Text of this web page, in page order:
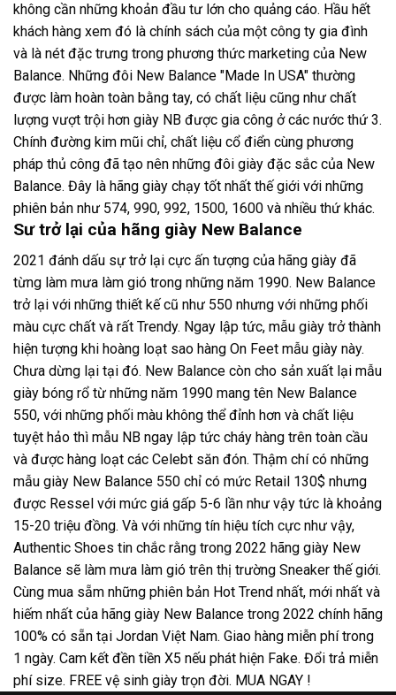
không cần những khoản đầu tư lớn cho quảng cáo. Hầu hết
khách hàng xem đó là chính sách của một công ty gia đình
và là nét đặc trưng trong phương thức marketing của New
Balance. Những đôi New Balance "Made In USA" thường
được làm hoàn toàn bằng tay, có chất liệu cũng như chất
lượng vượt trội hơn giày NB được gia công ở các nước thứ 3.
Chính đường kim mũi chỉ, chất liệu cổ điển cùng phương
pháp thủ công đã tạo nên những đôi giày đặc sắc của New
Balance. Đây là hãng giày chạy tốt nhất thế giới với những
phiên bản như 574, 990, 992, 1500, 1600 và nhiều thứ khác.
Sư trở lại của hãng giày New Balance
2021 đánh dấu sự trở lại cực ấn tượng của hãng giày đã
từng làm mưa làm gió trong những năm 1990. New Balance
trở lại với những thiết kế cũ như 550 nhưng với những phối
màu cực chất và rất Trendy. Ngay lập tức, mẫu giày trở thành
hiện tượng khi hoàng loạt sao hàng On Feet mẫu giày này.
Chưa dừng lại tại đó. New Balance còn cho sản xuất lại mẫu
giày bóng rổ từ những năm 1990 mang tên New Balance
550, với những phối màu không thể đỉnh hơn và chất liệu
tuyệt hảo thì mẫu NB ngay lập tức cháy hàng trên toàn cầu
và được hàng loạt các Celebt săn đón. Thậm chí có những
mẫu giày New Balance 550 chỉ có mức Retail 130$ nhưng
được Ressel với mức giá gấp 5-6 lần như vậy tức là khoảng
15-20 triệu đồng. Và với những tín hiệu tích cực như vậy,
Authentic Shoes tin chắc rằng trong 2022 hãng giày New
Balance sẽ làm mưa làm gió trên thị trường Sneaker thế giới.
Cùng mua sẵm những phiên bản Hot Trend nhất, mới nhất và
hiếm nhất của hãng giày New Balance trong 2022 chính hãng
100% có sẵn tại Jordan Việt Nam. Giao hàng miễn phí trong
1 ngày. Cam kết đền tiền X5 nếu phát hiện Fake. Đổi trả miễn
phí size. FREE vệ sinh giày trọn đời. MUA NGAY !